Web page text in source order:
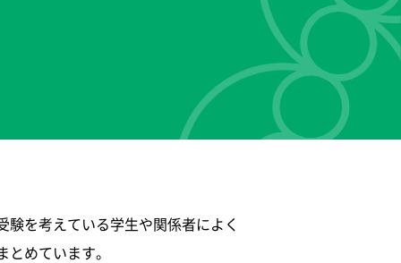
験を考えている学生や関係者によく
とめています。